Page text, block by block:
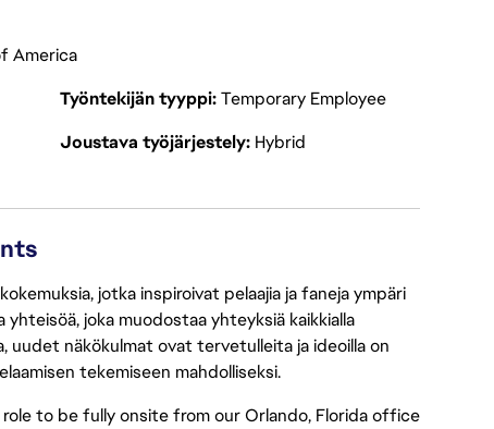
America
Työntekijän tyyppi Temporary Employee
Joustava työjärjestely Hybrid
jotka inspiroivat pelaajia ja faneja ympäri
yhteisöä, joka muodostaa yhteyksiä kaikkialla
uudet näkökulmat ovat tervetulleita ja ideoilla on
tekemiseen mahdolliseksi.
to be fully onsite from our Orlando, Florida office